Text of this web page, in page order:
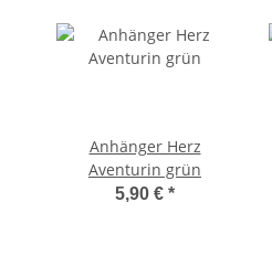
Anhänger Herz
Aventurin grün
5,90 € *